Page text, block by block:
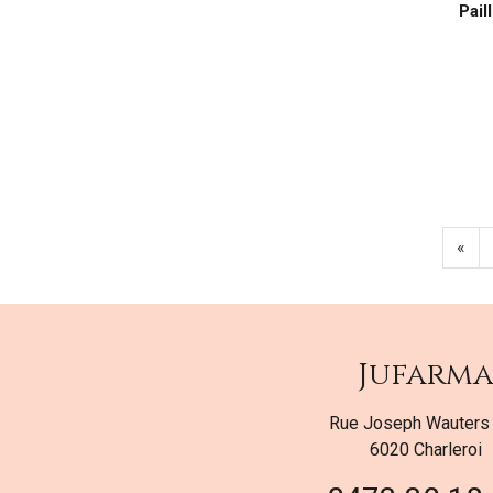
«
Jufarma
Rue Joseph
6020 Charleroi